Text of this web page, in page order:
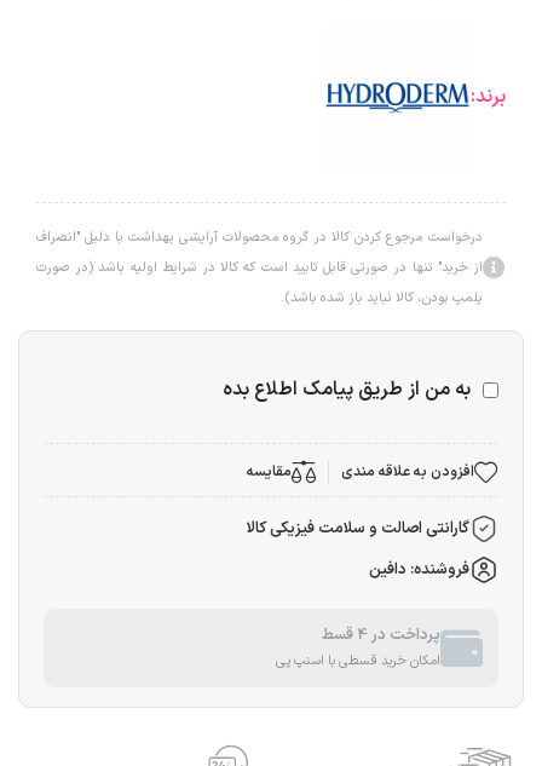
برند:
درخواست مرجوع کردن کالا در گروه محصولات آرایشی بهداشت با دلیل "انصراف
از خرید" تنها در صورتی قابل تایید است که کالا در شرایط اولیه باشد (در صورت
پلمپ بودن، کالا نباید باز شده باشد).
به من از طریق پیامک اطلاع بده
افزودن به علاقه مندی مقایسه
گارانتی اصالت و سلامت فیزیکی کالا
فروشنده: دافین
پرداخت در 4 قسط
امکان خرید قسطی با اسنپ پی